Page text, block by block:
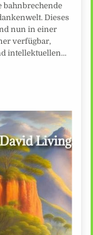
bahnbrechende
Dieses
nun in einer
verfügbar,
intellektuellen…